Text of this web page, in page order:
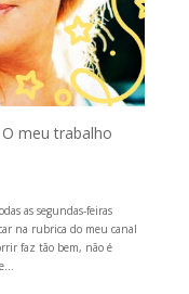
O meu trabalho
as segundas-feiras
na rubrica do meu canal
faz tão bem, não é